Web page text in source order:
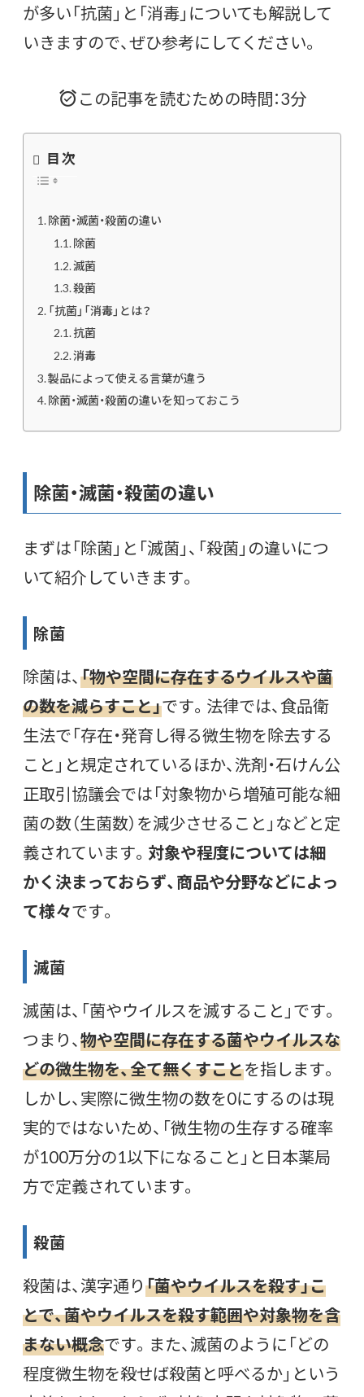
が多い「抗菌」と「消毒」についても解説して
いきますので、ぜひ参考にしてください。
この記事を読むための時間：3分
目次
除菌・滅菌・殺菌の違い
除菌
滅菌
殺菌
「抗菌」「消毒」とは？
抗菌
消毒
製品によって使える言葉が違う
除菌・滅菌・殺菌の違いを知っておこう
除菌・滅菌・殺菌の違い
まずは「除菌」と「滅菌」、「殺菌」の違いにつ
いて紹介していきます。
除菌
除菌は、「物や空間に存在するウイルスや菌
の数を減らすこと」です。法律では、食品衛
生法で「存在・発育し得る微生物を除去する
こと」と規定されているほか、洗剤・石けん公
正取引協議会では「対象物から増殖可能な細
菌の数（生菌数）を減少させること」などと定
義されています。 対象や程度については細
かく決まっておらず、商品や分野などによっ
て様々です。
滅菌
滅菌は、「菌やウイルスを滅すること」です。
つまり、物や空間に存在する菌やウイルスな
どの微生物を、全て無くすことを指します。
しかし、実際に微生物の数を0にするのは現
実的ではないため、「微生物の生存する確率
が100万分の1以下になること」と日本薬局
方で定義されています。
殺菌
殺菌は、漢字通り「菌やウイルスを殺す」こ
とで、菌やウイルスを殺す範囲や対象物を含
まない概念です。また、滅菌のように「どの
程度微生物を殺せば殺菌と呼べるか」という